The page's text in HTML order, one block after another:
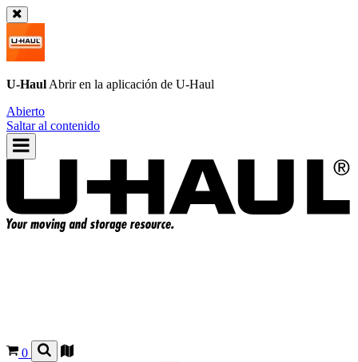
U-Haul Abrir en la aplicación de U-Haul
Abierto
Saltar al contenido
0